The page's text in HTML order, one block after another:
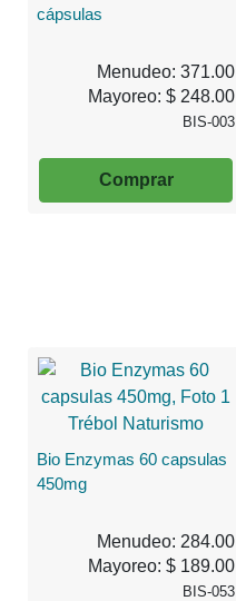
cápsulas
Menudeo: 371.00
Mayoreo: $ 248.00
BIS-003
Comprar
Bio Enzymas 60 capsulas
450mg
Menudeo: 284.00
Mayoreo: $ 189.00
BIS-053